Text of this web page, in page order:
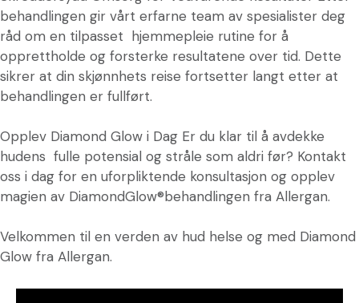
behandlingen gir vårt erfarne team av spesialister deg
råd om en tilpasset hjemmepleie rutine for å
opprettholde og forsterke resultatene over tid. Dette
sikrer at din skjønnhets reise fortsetter langt etter at
behandlingen er fullført.
Opplev Diamond Glow i Dag Er du klar til å avdekke
hudens fulle potensial og stråle som aldri før? Kontakt
oss i dag for en uforpliktende konsultasjon og opplev
magien av DiamondGlow®behandlingen fra Allergan.
Velkommen til en verden av hud helse og med Diamond
Glow fra Allergan.